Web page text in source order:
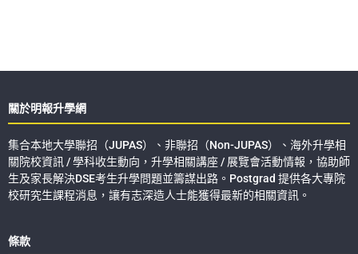
關於明報升學網
集合本地大學聯招（JUPAS）、非聯招（Non-JUPAS）、海外升學相
關院校資訊 / 學科收生動向，升學相關講座 / 展覽會活動情報，協助師
生及家長解決DSE考生升學問題並籌謀出路。Postgrad 提供各大專院
校研究生課程消息，讓有志深造人士能獲得最新的相關資訊。
條款